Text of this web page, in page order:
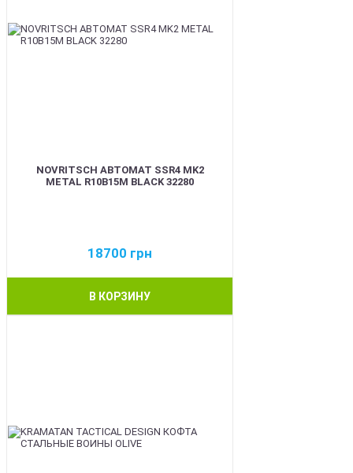
NOVRITSCH АВТОМАТ SSR4 MK2
METAL R10B15M BLACK 32280
18700 грн
В КОРЗИНУ